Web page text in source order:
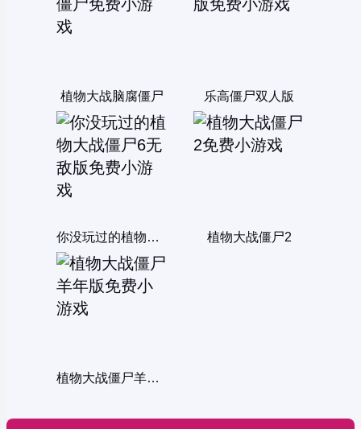
植物大战脑腐僵尸 乐高僵尸双人版
你没玩过的植物大战僵尸6无敌版 植物大战僵尸2
植物大战僵尸羊年版